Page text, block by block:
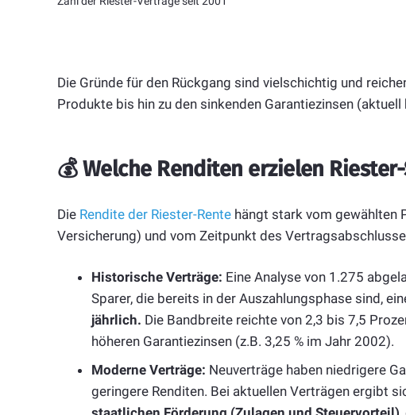
Die Gründe für den Rückgang sind vielschichtig und
Produkte bis hin zu den sinkenden Garantiezinsen
💰Welche Renditen erzielen Riester-
Die Rendite der Riester-Rente hängt stark vom gewählten
Versicherung) und vom Zeitpunkt des
Historische Verträge: Eine Analyse von 1.275
Sparer, die bereits in der Auszahlungsphase sind,
jährlich. Die Bandbreite reichte von 2,3 bis 7,5
höheren Garantiezinsen (z.B. 3,25 % im Jahr 2002).
Moderne Verträge: Neuverträge haben niedrigere
geringere Renditen. Bei aktuellen Verträgen ergibt